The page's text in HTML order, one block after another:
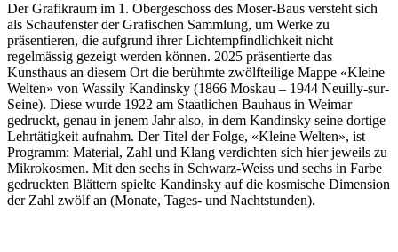
Der Grafikraum im 1. Obergeschoss des Moser-Baus versteht sich
als Schaufenster der Grafischen Sammlung, um Werke zu
präsentieren, die aufgrund ihrer Lichtempfindlichkeit nicht
regelmässig gezeigt werden können. 2025 präsentierte das
Kunsthaus an diesem Ort die berühmte zwölfteilige Mappe «Kleine
Welten» von Wassily Kandinsky (1866 Moskau – 1944 Neuilly-sur-
Seine). Diese wurde 1922 am Staatlichen Bauhaus in Weimar
gedruckt, genau in jenem Jahr also, in dem Kandinsky seine dortige
Lehrtätigkeit aufnahm. Der Titel der Folge, «Kleine Welten», ist
Programm: Material, Zahl und Klang verdichten sich hier jeweils zu
Mikrokosmen. Mit den sechs in Schwarz-Weiss und sechs in Farbe
gedruckten Blättern spielte Kandinsky auf die kosmische Dimension
der Zahl zwölf an (Monate, Tages- und Nachtstunden).